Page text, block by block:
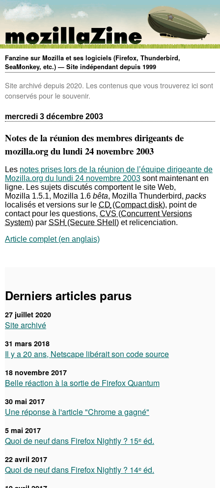
Fanzine sur Mozilla et ses logiciels (Firefox, Thunderbird,
SeaMonkey, etc.) — Site indépendant depuis 1999
Site archivé depuis 2020. Les contenus que vous trouverez ici sont
conservés pour le souvenir.
mercredi 3 décembre 2003
Notes de la réunion des membres dirigeants de
mozilla.org du lundi 24 novembre 2003
Les notes prises lors de la réunion de l’équipe dirigeante de
Mozilla.org du lundi 24 novembre 2003 sont maintenant en
ligne. Les sujets discutés comportent le site Web,
Mozilla 1.5.1, Mozilla 1.6 bêta, Mozilla Thunderbird, packs
localisés et versions sur le CD
, point de
contact pour les questions, CVS
par SSH
et relicenciation.
Article complet (en anglais)
Derniers articles parus
27 juillet 2020
Site archivé
31 mars 2018
Il y a 20 ans, Netscape libérait son code source
18 novembre 2017
Belle réaction à la sortie de Firefox Quantum
30 mai 2017
Une réponse à l'article "Chrome a gagné"
5 mai 2017
Quoi de neuf dans Firefox Nightly ? 15ᵉ éd.
22 avril 2017
Quoi de neuf dans Firefox Nightly ? 14ᵉ éd.